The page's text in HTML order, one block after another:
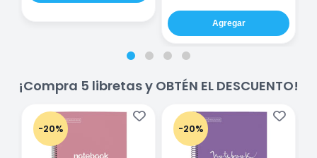
Agregar
¡Compra 5 libretas y OBTÉN EL DESCUENTO!
-20% -20%